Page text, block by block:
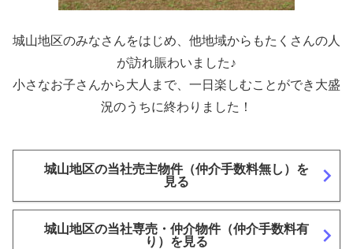
城山地区のみなさんをはじめ、他地域からもたくさんの人
が訪れ賑わいました♪
小さなお子さんから大人まで、一日楽しむことができ大盛
況のうちに終わりました！
城山地区の当社売主物件（仲介手数料無し）を
見る
navigate_next
城山地区の当社専売・仲介物件（仲介手数料有
り）を見る
navigate_next